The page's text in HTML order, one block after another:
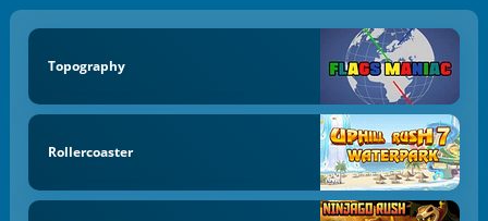
Topography
Rollercoaster